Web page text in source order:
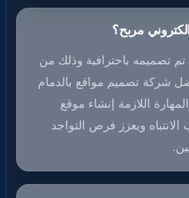
مربح؟
تصميمه باحترافية وذلك من
شركة تصميم مواقع بالدمام
اللازمة إنشاء موقع
الانتباه ويعزز فرص التواجد